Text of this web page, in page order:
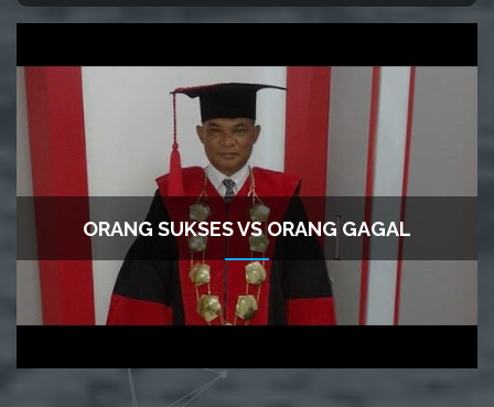
ORANG SUKSES VS ORANG GAGAL